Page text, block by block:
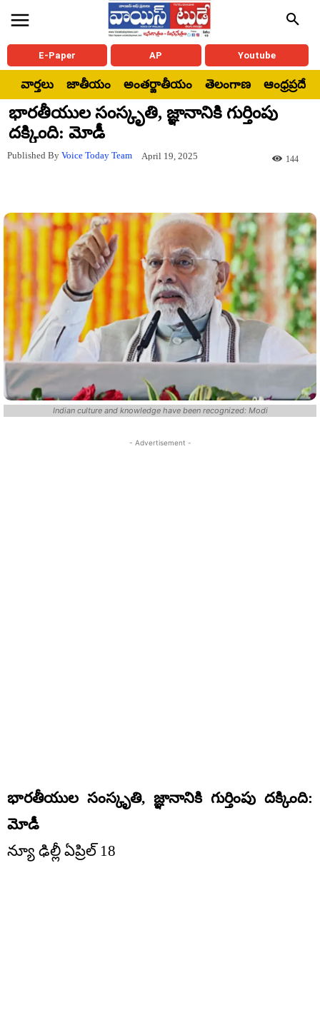
E-Paper AP Youtube
వార్తలు జాతీయం అంతర్జాతీయం తెలంగాణ ఆంధ్రప్రదేశ్
భారతీయుల సంస్కృతి, జ్ఞానానికి గుర్తింపు
దక్కింది: మోడీ
Published By Voice Today Team April 19, 2025 144
Indian culture and knowledge have been recognized: Modi
- Advertisement -
భారతీయుల సంస్కృతి, జ్ఞానానికి గుర్తింపు దక్కింది:
మోడీ
న్యూ ఢిల్లీ ఏప్రిల్ 18